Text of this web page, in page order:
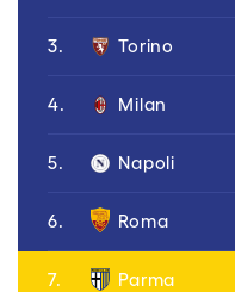
3. Torino
4. Milan
5. Napoli
6. Roma
7. Parma